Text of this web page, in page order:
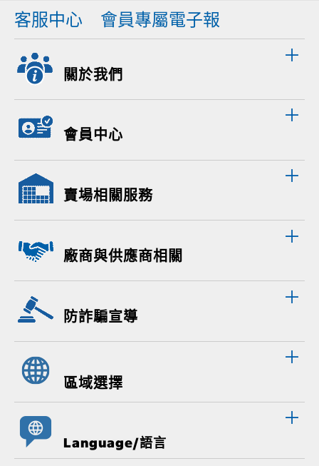
客服中心 會員專屬電子報
關於我們
會員中心
賣場相關服務
廠商與供應商相關
防詐騙宣導
區域選擇
Language/語言